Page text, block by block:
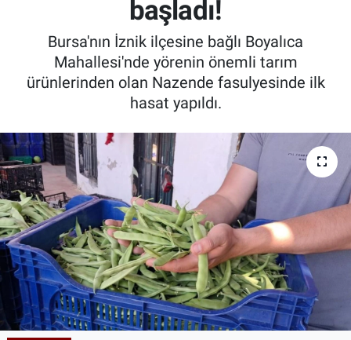
başladı!
Bursa'nın İznik ilçesine bağlı Boyalıca
Mahallesi'nde yörenin önemli tarım
ürünlerinden olan Nazende fasulyesinde ilk
hasat yapıldı.
İnanç
Kadın & Aile
Sağlık
Siyaset
Teknoloji
Yazarlar
Astroloji-Rüya